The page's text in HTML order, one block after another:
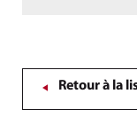
Retour à la